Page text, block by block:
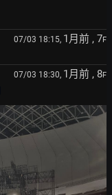
07/03 18:15, 1月前 , 7F
07/03 18:30, 1月前 , 8F